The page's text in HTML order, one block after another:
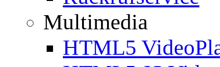
Multimedia
HTML5